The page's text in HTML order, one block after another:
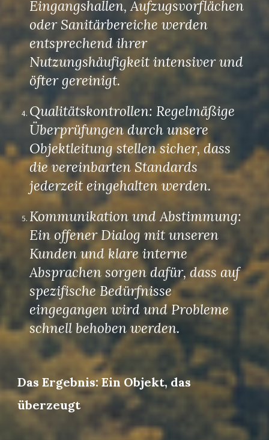
Eingangshallen, Aufzugsvorflächen
oder Sanitärbereiche werden
entsprechend ihrer
Nutzungshäufigkeit intensiver und
öfter gereinigt.
Qualitätskontrollen: Regelmäßige
Überprüfungen durch unsere
Objektleitung stellen sicher, dass
die vereinbarten Standards
jederzeit eingehalten werden.
Kommunikation und Abstimmung:
Ein offener Dialog mit unseren
Kunden und klare interne
Absprachen sorgen dafür, dass auf
spezifische Bedürfnisse
eingegangen wird und Probleme
schnell behoben werden.
Das Ergebnis: Ein Objekt, das
überzeugt